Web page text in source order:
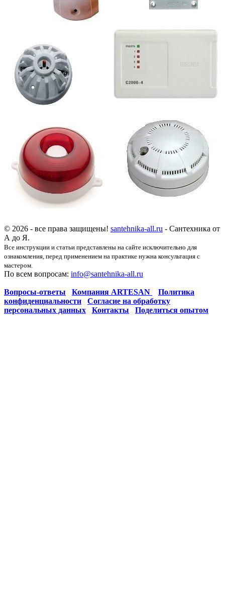
© 2026 - все права защищены! santehnika-all.ru - Сантехника от
А до Я.
Все инструкции и статьи представлены на сайте исключительно для
ознакомления, перед применением на практике нужна консультация с
мастером.
По всем вопросам: info@santehnika-all.ru
Вопросы-ответы Компания ARTESAN
Политика
конфиденциальности
Согласие на обработку
персональных данных
Контакты Поделиться опытом